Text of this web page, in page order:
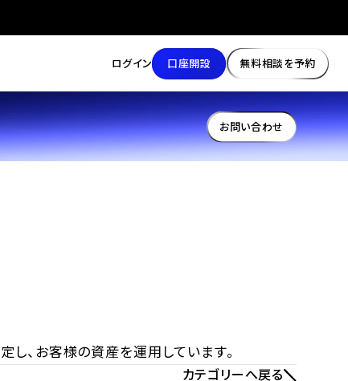
お問い合わせ
、お客様の資産を運用しています。
カテゴリーへ戻る
ログイン 口座開設 無料相談を予約